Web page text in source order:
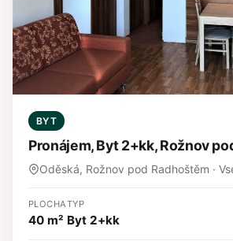
BYT
Pronájem, Byt 2+kk, Rožnov
Oděská, Rožnov pod Radhoštěm ·
PLOCHA
40 m²
TYP
Byt 2+kk